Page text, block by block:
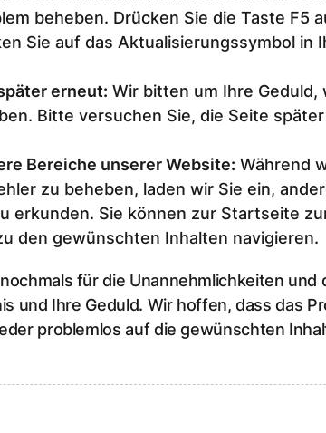
beheben. Drücken Sie die Taste F5
Sie auf das Aktualisierungssymbol in
erneut: Wir bitten um Ihre Geduld,
Bitte versuchen Sie, die Seite
Bereiche unserer Website: Während
zu beheben, laden wir Sie ein,
erkunden. Sie können zur Startseite
den gewünschten Inhalten navigieren.
für die Unannehmlichkeiten und
und Ihre Geduld. Wir hoffen, dass das
problemlos auf die gewünschten